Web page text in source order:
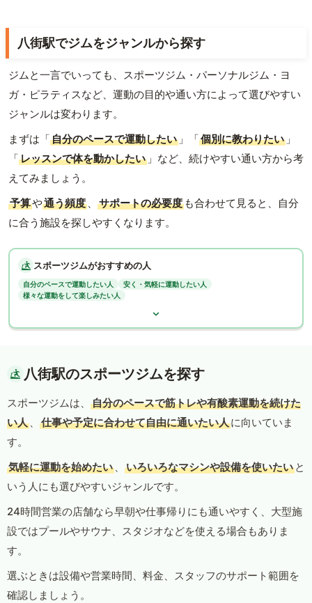
八街駅でジムをジャンルから探す
ジムと一言でいっても、スポーツジム・パーソナルジム・ヨ
ガ・ピラティスなど、運動の目的や通い方によって選びやすい
ジャンルは変わります。
まずは「自分のペースで運動したい 」「個別に教わりたい 」
「レッスンで体を動かしたい 」など、続けやすい通い方から考
えてみましょう。
予算や通う頻度 、 サポートの必要度 も合わせて見ると、自分
に合う施設を探しやすくなります。
スポーツジムがおすすめの人
自分のペースで運動したい人
安く・気軽に運動したい人
様々な運動をして楽しみたい人
八街駅のスポーツジムを探す
スポーツジムは、
自分のペースで筋トレや有酸素運動を続けた
い人 、 仕事や予定に合わせて自由に通いたい人に向いていま
す。
気軽に運動を始めたい 、 いろいろなマシンや設備を使いたい と
いう人にも選びやすいジャンルです。
24時間営業の店舗なら早朝や仕事帰りにも通いやすく、大型施
設ではプールやサウナ、スタジオなどを使える場合もありま
す。
選ぶときは設備や営業時間、料金、スタッフのサポート範囲を
確認しましょう。